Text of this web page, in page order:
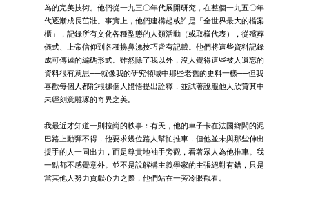
為的完美技術。他們從一九三〇年代展開研究，在整個一九五〇年
代逐漸成長茁壯。事實上，他們建構起或許是「全世界最大的檔案
櫃」，記錄所有文化各種型態的人類活動（或取樣代表），從殯葬
儀式、上帝信仰到各種擤鼻涕技巧皆有記載。他們將這些資料記錄
成可傳遞的編碼形式。雖然除了我以外，沒人覺得這些被人遺忘的
資料很有意思──就像我的研究領域中那些老舊的史料一樣──但我
喜歡每個人都能根據個人體悟提出詮釋，並試著說服他人欣賞其中
未經刻意雕琢的奇異之美。
我最近才知道一則拉崗的軼事：有天，他的車子卡在法國鄉間的泥
巴路上動彈不得，他要求幾位路人幫忙推車，但他並未與那些伸出
援手的人一同出力，而是尊貴地袖手旁觀，看著眾人為他推車。我
一點都不感覺意外。並不是說解構主義學家的主張絕對有錯，只是
當其他人努力貢獻心力之際，他們站在一旁冷眼觀看。